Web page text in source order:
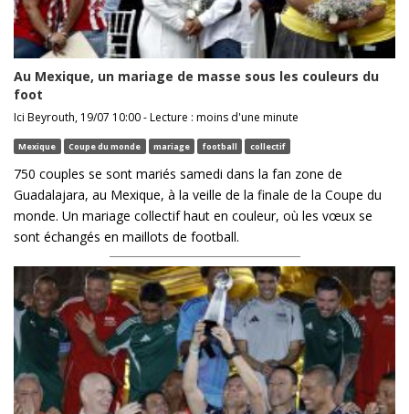
Au Mexique, un mariage de masse sous les couleurs du
foot
Ici Beyrouth, 19/07 10:00 - Lecture : moins d'une minute
Mexique Coupe du monde mariage football collectif
750 couples se sont mariés samedi dans la fan zone de
Guadalajara, au Mexique, à la veille de la finale de la Coupe du
monde. Un mariage collectif haut en couleur, où les vœux se
sont échangés en maillots de football.